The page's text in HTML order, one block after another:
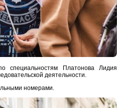
специальностям Платонова Лидия
деятельности.
номерами.